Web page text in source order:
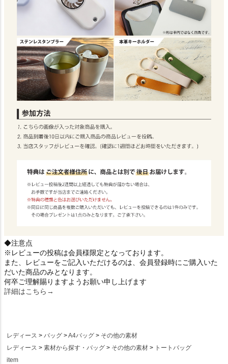
◆注意点
※レビューの投稿は会員様限定となっております。
また、レビューをご記入いただけるのは、会員登録時にご購入いた
だいた商品のみとなります。
何卒ご理解賜りますようお願い申し上げます
詳細はこちら→
レディース バッグ A4バッグ
その他の素材
レディース
素材から探す・バッグ その他の素材
トートバッグ
item